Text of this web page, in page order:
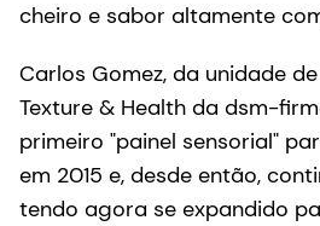
cheiro e sabor altamente
Carlos Gomez, da unidade
Texture & Health da dsm-
primeiro "painel sensorial"
em 2015 e, desde então,
tendo agora se expandido